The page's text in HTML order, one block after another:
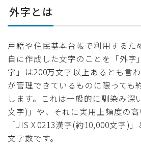
外字とは
戸籍や住民基本台帳で利用するた
自に作成した文字のことを「外字
字」は200万文字以上あるとも言
が管理できているものに限って
します。これは一般的に馴染み深
文字)」や、それに実用上頻度の
「JIS X 0213漢字(約10,000文字)
文字数です。